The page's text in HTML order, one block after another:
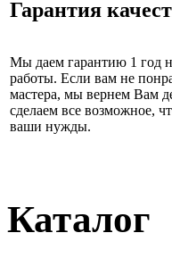
Гарантия
Мы даем гарантию 1 год
работы. Если вам не
мастера, мы вернем Вам
сделаем все возможное,
ваши нужды.
Каталог